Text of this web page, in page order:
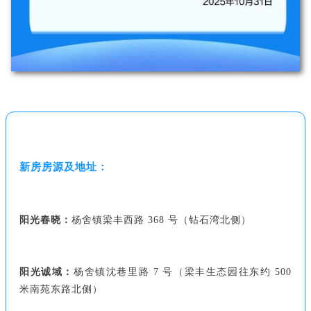
新房房源及地址：
阳光春晓： 杨舍镇梁丰西路 368 号（钻石湾北侧）
阳光诚域： 杨舍镇沈巷里路 7 号（梁丰生态园往东约 500
米南苑东路北侧）